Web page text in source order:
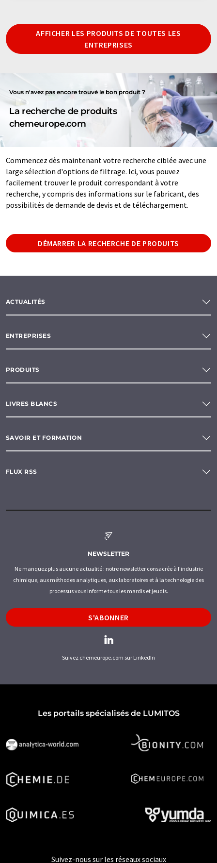
AFFICHER LES PRODUITS DE TOUTES LES
ENTREPRISES
Vous n'avez pas encore trouvé le bon produit ?
La recherche de produits
chemeurope.com
Commencez dès maintenant votre recherche ciblée avec une
large sélection d'options de filtrage. Ici, vous pouvez
facilement trouver le produit correspondant à votre
recherche, y compris des informations sur le fabricant, des
possibilités de demande de devis et de téléchargement.
DÉMARRER LA RECHERCHE DE PRODUITS
ACTUALITÉS
ENTREPRISES
PRODUITS
LIVRES BLANCS
SAVOIR ET FORMATION
FLUX RSS
NEWSLETTER
Ne manquez plus aucune actualité : notre newsletter consacrée à l'industrie
chimique, aux méthodes analytiques, aux laboratoires et à la technologie des
processus vous informe tous les mardis et jeudis.
S'ABONNER
Suivez chemeurope.com sur LinkedIn
Les portails spécialisés de LUMITOS
Suivez-nous sur les réseaux sociaux